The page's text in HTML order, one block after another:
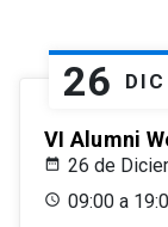
26 DIC
VI Alumni
26 de
09:00 a